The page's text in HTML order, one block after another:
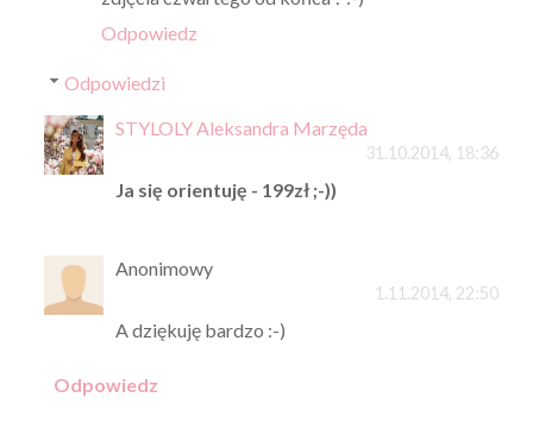
Odpowiedz
Odpowiedzi
STYLOLY Aleksandra Marzęda
31.10.2014, 18:36
Ja się orientuję - 199zł ;-))
Anonimowy
1.11.2014, 22:50
A dziękuję bardzo :-)
Odpowiedz